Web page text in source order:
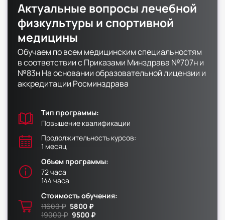
Способы оплаты
Поступающим
Контакты
Факультет физической культуры и спорта
Юридический факультет
Факультет менеджмента и экономики
Факультет педагогики
Факультет психологии
Факультет рекламы и связей с общественностью
Факультет социальной работы
Актуальные вопросы лечебной
физкультуры и спортивной
медицины
Обучаем по всем медицинским специальностям
в соответствии с Приказами Минздрава №707н и
№83н На основании образовательной лицензии и
аккредитации Росминздрава
Тип программы:
Повышение квалификации
Продолжительность курсов:
1 месяц
Объем программы:
72 часа
144 часа
Стоимость обучения:
11600 ₽ 5800 ₽
19000 ₽ 9500 ₽